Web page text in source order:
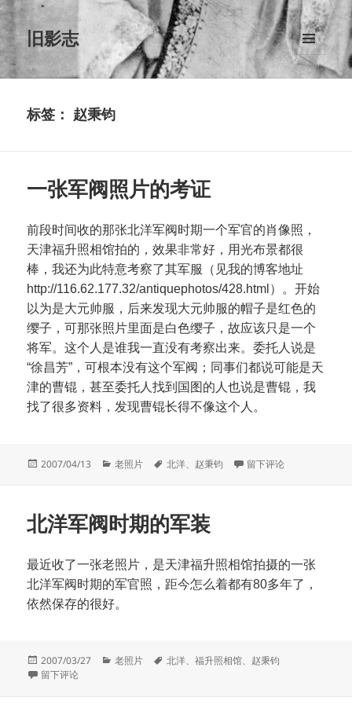
旧影志
菜单和
挂件
标签： 赵秉钧
一张军阀照片的考证
前段时间收的那张北洋军阀时期一个军官的肖像照，
天津福升照相馆拍的，效果非常好，用光布景都很
棒，我还为此特意考察了其军服（见我的博客地址
http://116.62.177.32/antiquephotos/428.html）。开始
以为是大元帅服，后来发现大元帅服的帽子是红色的
缨子，可那张照片里面是白色缨子，故应该只是一个
将军。这个人是谁我一直没有考察出来。委托人说是
“徐昌芳”，可根本没有这个军阀；同事们都说可能是天
津的曹锟，甚至委托人找到国图的人也说是曹锟，我
找了很多资料，发现曹锟长得不像这个人。
发
2007/04/13
分
老照片
标
北洋、 赵秉钧 于一张军阀照片的考证
留下评论
北洋军阀时期的军装
最近收了一张老照片，是天津福升照相馆拍摄的一张
北洋军阀时期的军官照，距今怎么着都有80多年了，
依然保存的很好。
发
布
2007/03/27
分
老照片
标
北洋、福升照相馆、 赵秉钧
于北洋军阀时期的军装
留下评论